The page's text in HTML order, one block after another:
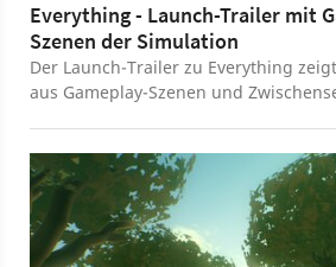
Everything - Launch-Trailer mit
Szenen der Simulation
Der Launch-Trailer zu Everything
aus Gameplay-Szenen und
bis hin zum Makrokosmos. Spieler
Geschehen dabei als
oder selbst aus der Perspektive einer
Verpflichtende Ziele und Aufgaben